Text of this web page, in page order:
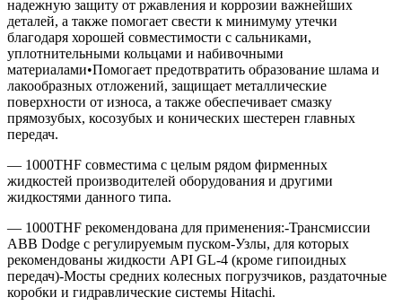
надежную защиту от ржавления и коррозии важнейших
деталей, а также помогает свести к минимуму утечки
благодаря хорошей совместимости с сальниками,
уплотнительными кольцами и набивочными
материалами•Помогает предотвратить образование шлама и
лакообразных отложений, защищает металлические
поверхности от износа, а также обеспечивает смазку
прямозубых, косозубых и конических шестерен главных
передач.
— 1000THF совместима с целым рядом фирменных
жидкостей производителей оборудования и другими
жидкостями данного типа.
— 1000THF рекомендована для применения:-Трансмиссии
ABB Dodge с регулируемым пуском-Узлы, для которых
рекомендованы жидкости API GL-4 (кроме гипоидных
передач)-Мосты средних колесных погрузчиков, раздаточные
коробки и гидравлические системы Hitachi.